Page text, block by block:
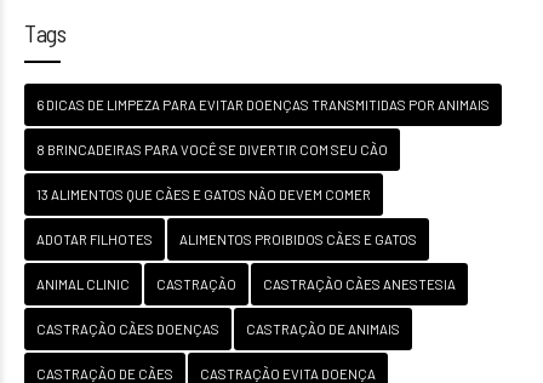
Tags
6 DICAS DE LIMPEZA PARA EVITAR DOENÇAS TRANSMITIDAS POR ANIMAIS
8 BRINCADEIRAS PARA VOCÊ SE DIVERTIR COM SEU CÃO
13 ALIMENTOS QUE CÃES E GATOS NÃO DEVEM COMER
ADOTAR FILHOTES ALIMENTOS PROIBIDOS CÃES E GATOS
ANIMAL CLINIC CASTRAÇÃO CASTRAÇÃO CÃES ANESTESIA
CASTRAÇÃO CÃES DOENÇAS CASTRAÇÃO DE ANIMAIS
CASTRAÇÃO DE CÃES CASTRAÇÃO EVITA DOENÇA